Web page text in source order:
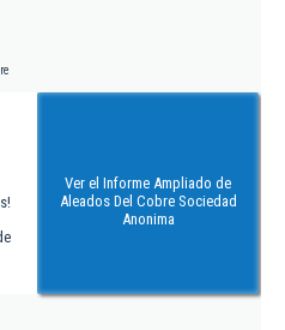
Ver el Informe Ampliado de
Aleados Del Cobre Sociedad
Anonima